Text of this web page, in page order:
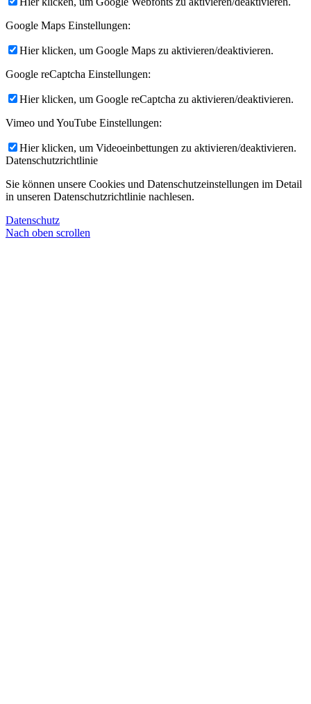
Google Maps Einstellungen:
Hier klicken, um Google Maps zu aktivieren/deaktivieren.
Google reCaptcha Einstellungen:
Hier klicken, um Google reCaptcha zu aktivieren/deaktivieren.
Vimeo und YouTube Einstellungen:
Hier klicken, um Videoeinbettungen zu aktivieren/deaktivieren.
Datenschutzrichtlinie
Sie können unsere Cookies und Datenschutzeinstellungen im Detail
in unseren Datenschutzrichtlinie nachlesen.
Datenschutz
Nach oben scrollen